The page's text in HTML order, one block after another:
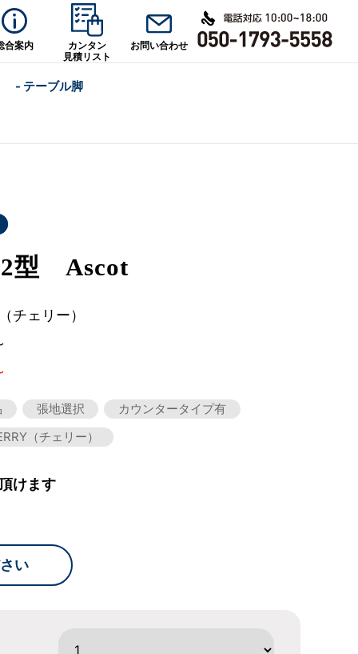
合案内
カンタン
見積リスト
お問い合わせ
- テーブル脚
2型 Ascot
チェリー）
張地選択
カウンタータイプ有
（チェリー）
けます
い